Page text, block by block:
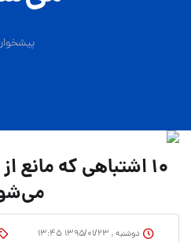
۱۰ اشتباهی که
دوشنبه , ۱۳۹۵/۰۱/۲۳ ۱۳:۴۵